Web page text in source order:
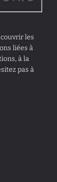
les
liées à
à la
pas à